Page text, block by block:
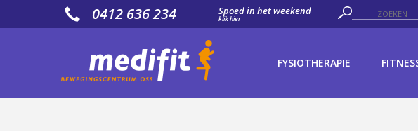
CONTACT
Maak direct een afspraak
0412 636 234 Spoed in het weekend
klik hier
FYSIOTHERAPIE